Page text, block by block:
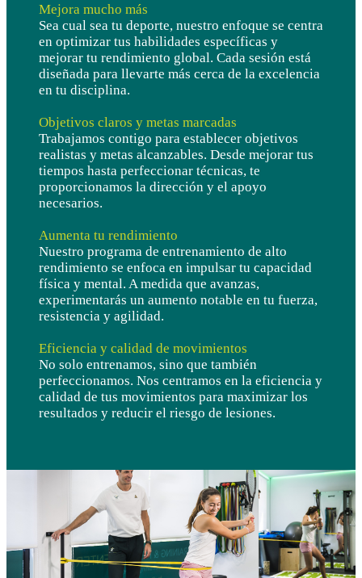
Mejora mucho más
Sea cual sea tu deporte, nuestro enfoque se centra
en optimizar tus habilidades específicas y
mejorar tu rendimiento global. Cada sesión está
diseñada para llevarte más cerca de la excelencia
en tu disciplina.
Objetivos claros y metas marcadas
Trabajamos contigo para establecer objetivos
realistas y metas alcanzables. Desde mejorar tus
tiempos hasta perfeccionar técnicas, te
proporcionamos la dirección y el apoyo
necesarios.
Aumenta tu rendimiento
Nuestro programa de entrenamiento de alto
rendimiento se enfoca en impulsar tu capacidad
física y mental. A medida que avanzas,
experimentarás un aumento notable en tu fuerza,
resistencia y agilidad.
Eficiencia y calidad de movimientos
No solo entrenamos, sino que también
perfeccionamos. Nos centramos en la eficiencia y
calidad de tus movimientos para maximizar los
resultados y reducir el riesgo de lesiones.